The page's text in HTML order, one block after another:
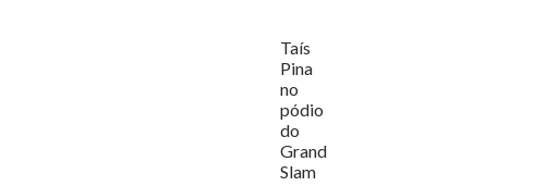
Taís
Pina
no
pódio
do
Grand
Slam